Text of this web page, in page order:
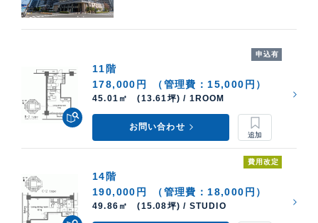
申込有
11階
178,000円
（管理費：15,000円）
45.01㎡ (13.61坪) / 1ROOM
お問い合わせ
費用改定
14階
190,000円
（管理費：18,000円）
49.86㎡ (15.08坪) / STUDIO